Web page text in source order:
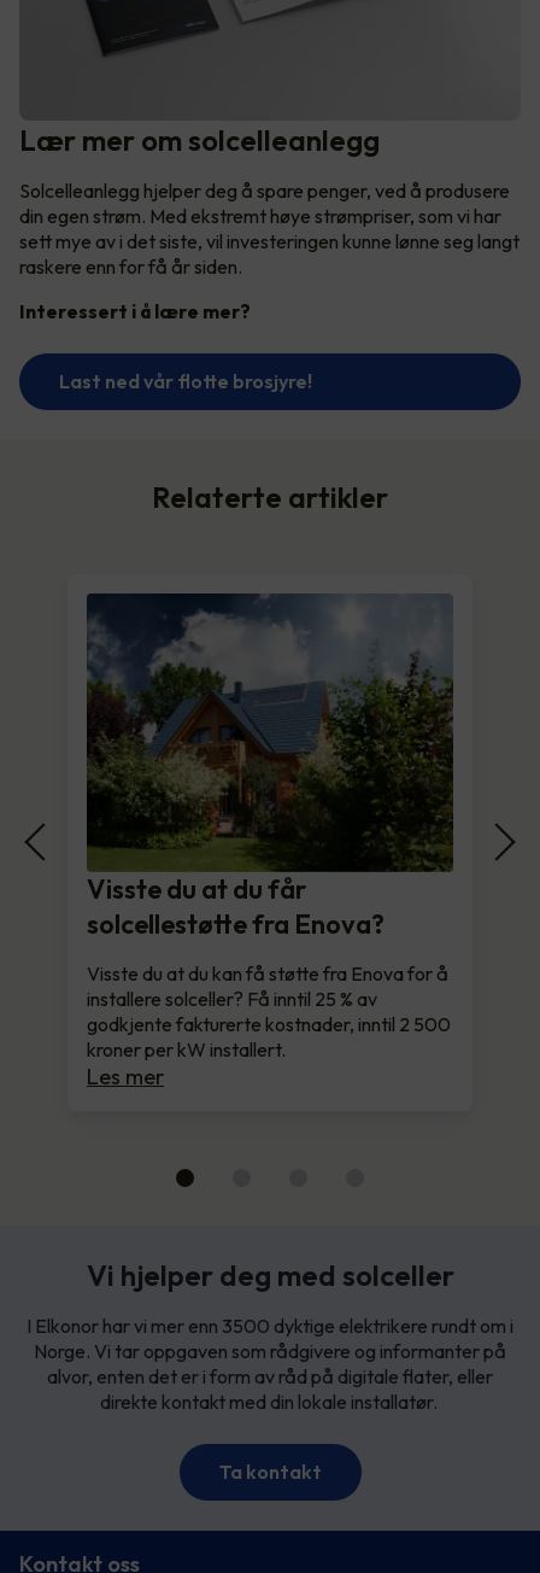
Lær mer om solcelleanlegg
Solcelleanlegg hjelper deg å spare penger, ved å produsere
din egen strøm. Med ekstremt høye strømpriser, som vi har
sett mye av i det siste, vil investeringen kunne lønne seg langt
raskere enn for få år siden.
Interessert i å lære mer?
Last ned vår flotte brosjyre!
Relaterte artikler
Visste du at du får
solcellestøtte fra Enova?
Visste du at du kan få støtte fra Enova for å
installere solceller? Få inntil 25 % av
godkjente fakturerte kostnader, inntil 2 500
kroner per kW installert.
Les mer
Vi hjelper deg med solceller
I Elkonor har vi mer enn 3500 dyktige elektrikere rundt om i
Norge. Vi tar oppgaven som rådgivere og informanter på
alvor, enten det er i form av råd på digitale flater, eller
direkte kontakt med din lokale installatør.
Ta kontakt
Kontakt oss